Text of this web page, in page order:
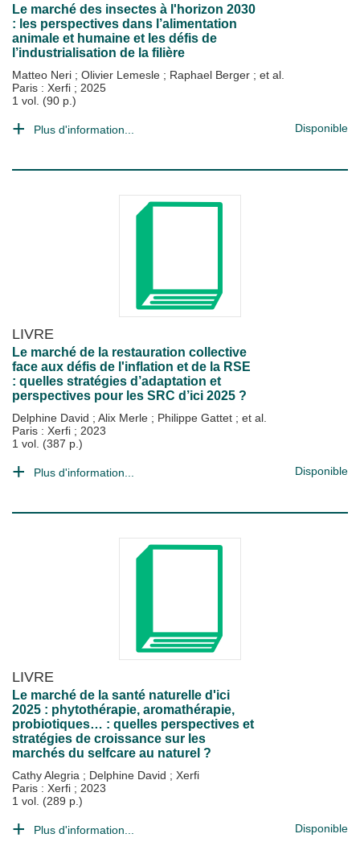
Le marché des insectes à l'horizon 2030
: les perspectives dans l’alimentation
animale et humaine et les défis de
l’industrialisation de la filière
Matteo Neri ; Olivier Lemesle ; Raphael Berger ; et al.
Paris : Xerfi ; 2025
1 vol. (90 p.)
Plus d'information... Disponible
LIVRE
Le marché de la restauration collective
face aux défis de l'inflation et de la RSE
: quelles stratégies d’adaptation et
perspectives pour les SRC d’ici 2025 ?
Delphine David ; Alix Merle ; Philippe Gattet ; et al.
Paris : Xerfi ; 2023
1 vol. (387 p.)
Plus d'information... Disponible
LIVRE
Le marché de la santé naturelle d'ici
2025 : phytothérapie, aromathérapie,
probiotiques… : quelles perspectives et
stratégies de croissance sur les
marchés du selfcare au naturel ?
Cathy Alegria ; Delphine David ; Xerfi
Paris : Xerfi ; 2023
1 vol. (289 p.)
Plus d'information... Disponible